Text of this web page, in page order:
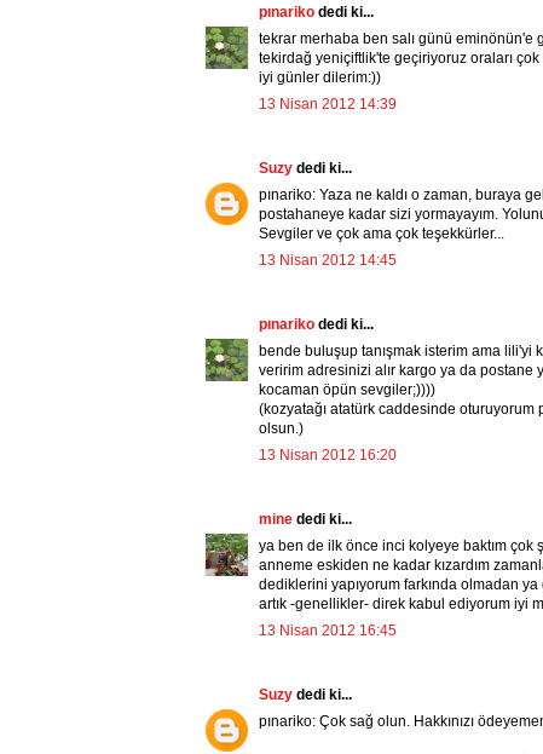
pınariko dedi ki...
tekrar merhaba ben salı günü eminönün'e
tekirdağ yeniçiftlik'te geçiriyoruz oraları
iyi günler dilerim:))
13 Nisan 2012 14:39
Suzy dedi ki...
pınariko: Yaza ne kaldı o zaman, buraya
postahaneye kadar sizi yormayayım.
Sevgiler ve çok ama çok teşekkürler...
13 Nisan 2012 14:45
pınariko dedi ki...
bende buluşup tanışmak isterim ama lili'yi
veririm adresinizi alır kargo ya da
kocaman öpün sevgiler;))))
(kozyatağı atatürk caddesinde oturuyorum
olsun.)
13 Nisan 2012 16:20
mine dedi ki...
ya ben de ilk önce inci kolyeye baktım çok
anneme eskiden ne kadar kızardım
dediklerini yapıyorum farkında olmadan
artık -genellikler- direk kabul ediyorum iyi
13 Nisan 2012 16:45
Suzy dedi ki...
pınariko: Çok sağ olun. Hakkınızı